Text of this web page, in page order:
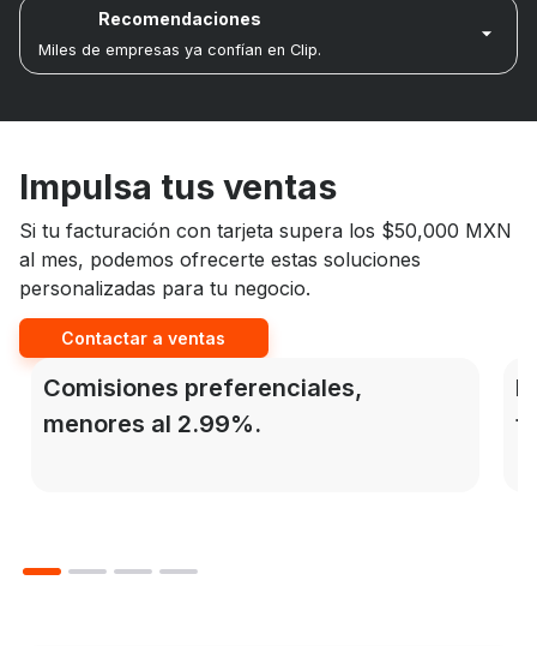
Recomendaciones
Miles de empresas ya confían en Clip.
Impulsa tus ventas
Si tu facturación con tarjeta supera los $50,000 MXN
al mes, podemos ofrecerte estas soluciones
personalizadas para tu negocio.
Contactar a ventas
Comisiones preferenciales,
menores al 2.99%.